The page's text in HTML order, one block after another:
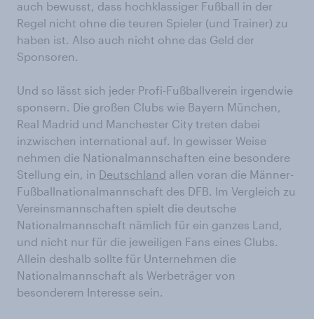
auch bewusst, dass hochklassiger Fußball in der
Regel nicht ohne die teuren Spieler (und Trainer) zu
haben ist. Also auch nicht ohne das Geld der
Sponsoren.
Und so lässt sich jeder Profi-Fußballverein irgendwie
sponsern. Die großen Clubs wie Bayern München,
Real Madrid und Manchester City treten dabei
inzwischen international auf. In gewisser Weise
nehmen die Nationalmannschaften eine besondere
Stellung ein, in Deutschland allen voran die Männer-
Fußballnationalmannschaft des DFB. Im Vergleich zu
Vereinsmannschaften spielt die deutsche
Nationalmannschaft nämlich für ein ganzes Land,
und nicht nur für die jeweiligen Fans eines Clubs.
Allein deshalb sollte für Unternehmen die
Nationalmannschaft als Werbeträger von
besonderem Interesse sein.